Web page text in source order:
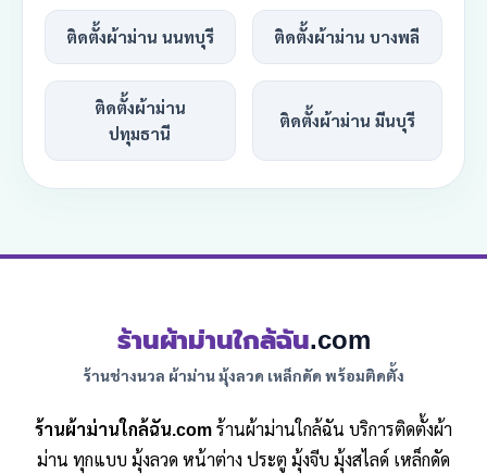
ติดตั้งผ้าม่าน นนทบุรี ติดตั้งผ้าม่าน บางพลี
ติดตั้งผ้าม่าน
ปทุมธานี
ติดตั้งผ้าม่าน มีนบุรี
ร้านผ้าม่านใกล้ฉัน.com
ร้านช่างนวล ผ้าม่าน มุ้งลวด เหล็กดัด พร้อมติดตั้ง
ร้านผ้าม่านใกล้ฉัน.comร้านผ้าม่านใกล้ฉัน บริการติดตั้งผ้า
ม่าน ทุกแบบ มุ้งลวด หน้าต่าง ประตู มุ้งจีบ มุ้งสไลด์ เหล็กดัด